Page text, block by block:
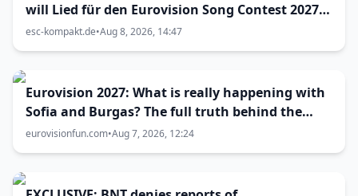
will Lied für den Eurovision Song Contest 2027
in Bulgarien einreichen
esc-kompakt.de•Aug 8, 2026, 14:47
Eurovision 2027: What is really happening with
Sofia and Burgas? The full truth behind the
host city selection
eurovisionfun.com•Aug 7, 2026, 12:24